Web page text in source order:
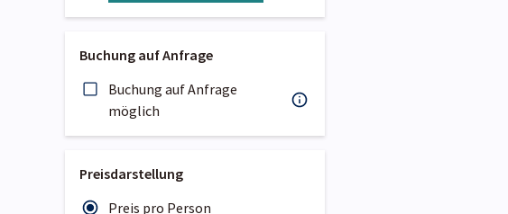
Buchung auf Anfrage
Buchung auf Anfrage
möglich
Preisdarstellung
Preis pro Person